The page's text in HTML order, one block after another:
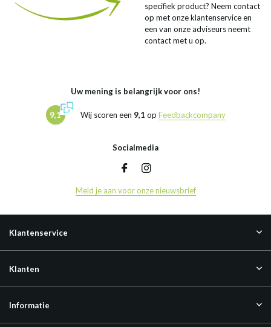
specifiek product? Neem contact
op met onze klantenservice en
een van onze adviseurs neemt
contact met u op.
Uw mening is belangrijk voor ons!
9,1 Wij scoren een 9,1 op Feedbackcompany
Socialmedia
Meld je aan voor onze nieuwsbrief
Klantenservice
Klanten
Informatie